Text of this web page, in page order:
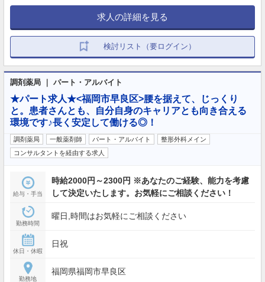
求人の詳細を見る
検討リスト（要ログイン）
調剤薬局 ｜ パート・アルバイト
★パート求人★<福岡市早良区>腰を据えて、じっくり
と。患者さんとも、自分自身のキャリアとも向き合える
環境です♪長く安定して働ける◎！
調剤薬局 一般薬剤師 パート・アルバイト
整形外科メイン
コンサルタントを経由する求人
給与・手当
時給2000円～2300円 ※あなたのご経験、能力を考慮
して決定いたします。お気軽にご相談ください！
勤務時間
曜日,時間はお気軽にご相談ください
休日・休暇
日祝
勤務地
福岡県福岡市早良区